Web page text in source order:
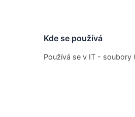
Kde se používá
Používá se v IT - soubory